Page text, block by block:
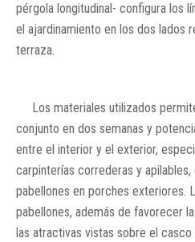
pérgola longitudinal- configura los
el ajardinamiento en los dos lados
terraza.
Los materiales utilizados
conjunto en dos semanas y
entre el interior y el exterior,
carpinterías correderas y
pabellones en porches exteriores.
pabellones, además de favorecer
las atractivas vistas sobre el